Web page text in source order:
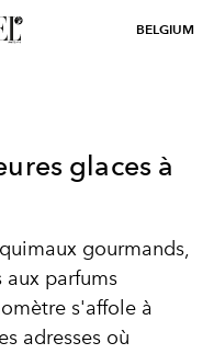
BELGIUM
glaces à
gourmands,
aux parfums
s'affole à
adresses où